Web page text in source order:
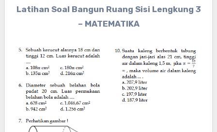
Latihan Soal Bangun Ruang Sisi Lengkung 3
– MATEMATIKA